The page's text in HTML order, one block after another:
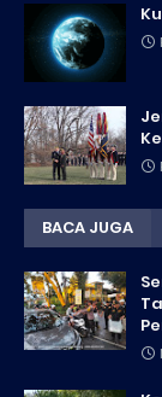
BACA JUGA